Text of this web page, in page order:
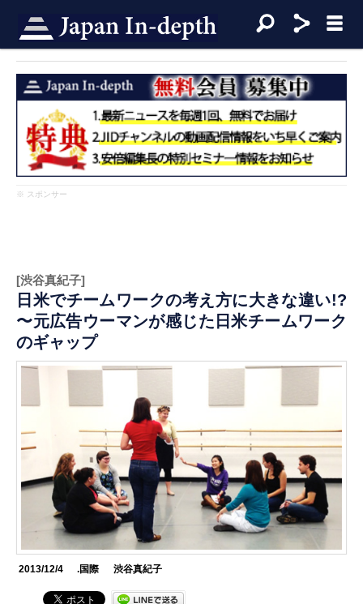
※ スポンサー
[渋谷真紀子]
日米でチームワークの考え方に大きな違い!?
〜元広告ウーマンが感じた日米チームワーク
のギャップ
2013/12/4 .国際 渋谷真紀子